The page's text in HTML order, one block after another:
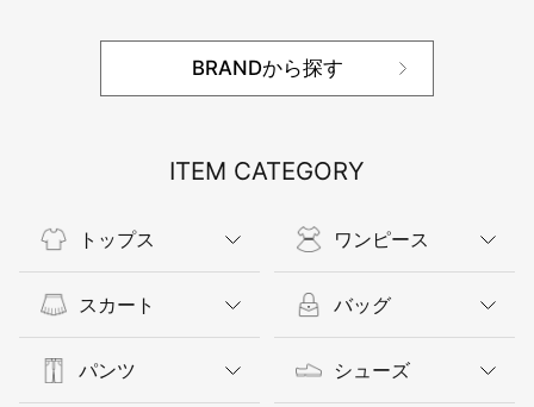
BRANDから探す
ITEM CATEGORY
トップス
スカート
パンツ
ワンピース
バッグ
シューズ